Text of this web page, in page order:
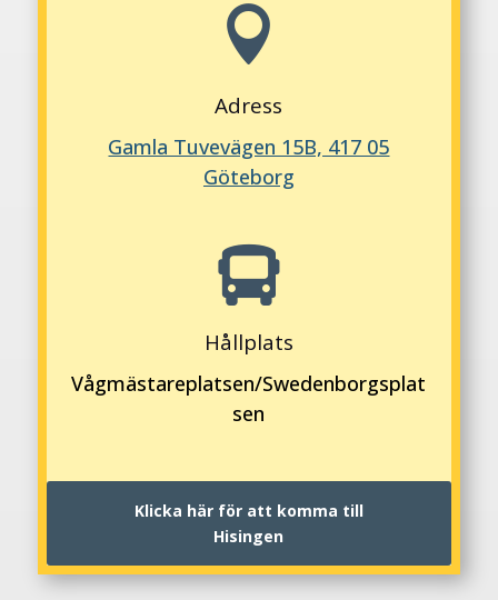

Adress
Gamla Tuvevägen 15B, 417 05
Göteborg

Hållplats
Vågmästareplatsen/Swedenborgsplat
sen
Klicka här för att komma till
Hisingen